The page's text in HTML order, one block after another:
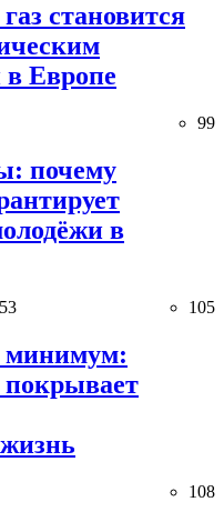
становится
Европе
99
почему
в
105
минимум:
покрывает
108